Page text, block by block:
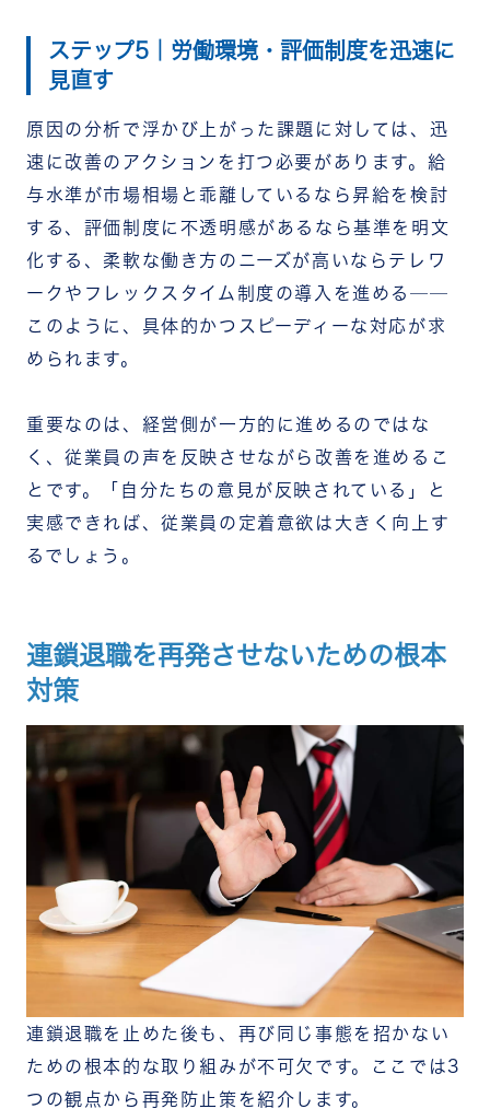
ステップ5｜労働環境・評価制度を迅速に
見直す
原因の分析で浮かび上がった課題に対しては、迅
速に改善のアクションを打つ必要があります。給
与水準が市場相場と乖離しているなら昇給を検討
する、評価制度に不透明感があるなら基準を明文
化する、柔軟な働き方のニーズが高いならテレワ
ークやフレックスタイム制度の導入を進める──
このように、具体的かつスピーディーな対応が求
められます。
重要なのは、経営側が一方的に進めるのではな
く、従業員の声を反映させながら改善を進めるこ
とです。「自分たちの意見が反映されている」と
実感できれば、従業員の定着意欲は大きく向上す
るでしょう。
連鎖退職を再発させないための根本
対策
連鎖退職を止めた後も、再び同じ事態を招かない
ための根本的な取り組みが不可欠です。ここでは3
つの観点から再発防止策を紹介します。